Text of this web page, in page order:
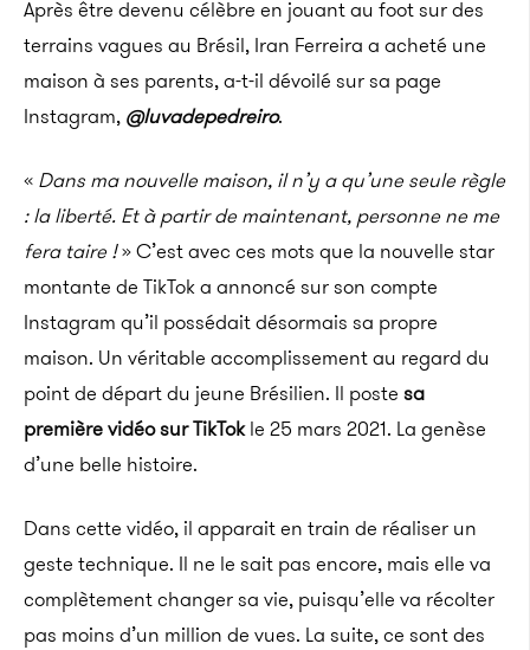
Après être devenu célèbre en jouant au foot sur des
terrains vagues au Brésil, Iran Ferreira a acheté une
maison à ses parents, a-t-il dévoilé sur sa page
Instagram, @luvadepedreiro.
« Dans ma nouvelle maison, il n’y a qu’une seule règle
: la liberté. Et à partir de maintenant, personne ne me
fera taire !» C’est avec ces mots que la nouvelle star
montante de TikTok a annoncé sur son compte
Instagram qu’il possédait désormais sa propre
maison. Un véritable accomplissement au regard du
point de départ du jeune Brésilien. Il poste sa
première vidéo sur TikTokle 25 mars 2021. La genèse
d’une belle histoire.
Dans cette vidéo, il apparait en train de réaliser un
geste technique. Il ne le sait pas encore, mais elle va
complètement changer sa vie, puisqu’elle va récolter
pas moins d’un million de vues. La suite, ce sont des